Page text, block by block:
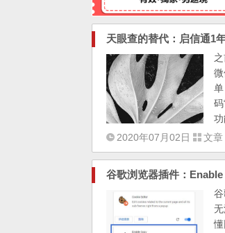
天眼查的替代：启信通1
2020年07月02日
文章
谷歌浏览器插件：